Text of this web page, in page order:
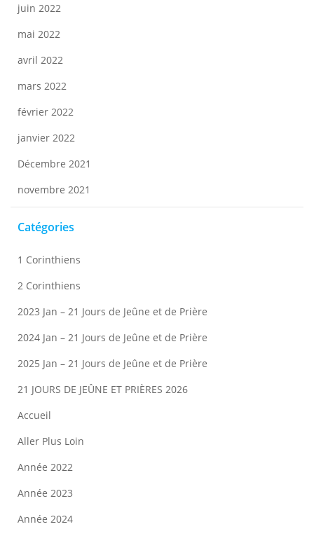
juin 2022
mai 2022
avril 2022
mars 2022
février 2022
janvier 2022
Décembre 2021
novembre 2021
Catégories
1 Corinthiens
2 Corinthiens
2023 Jan – 21 Jours de Jeûne et de Prière
2024 Jan – 21 Jours de Jeûne et de Prière
2025 Jan – 21 Jours de Jeûne et de Prière
21 JOURS DE JEÛNE ET PRIÈRES 2026
Accueil
Aller Plus Loin
Année 2022
Année 2023
Année 2024